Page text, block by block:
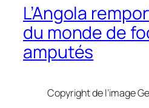
L’Angola
du monde de
amputés
Copyright de l’image